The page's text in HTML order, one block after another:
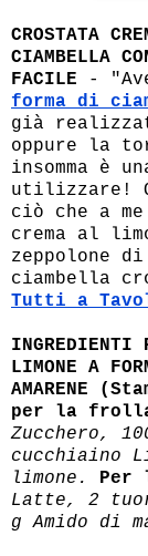
CROSTATA
CIAMBELLA
FACILE -
forma di
già
oppure la
insomma è
utilizzare!
ciò che a
crema al
zeppolone
ciambella
Tutti a
INGREDIENTI
LIMONE A
AMARENE
per la
Zucchero,
cucchiaino
limone. Per
Latte, 2
g Amido di